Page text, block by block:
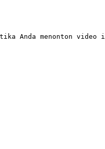
Anda menonton